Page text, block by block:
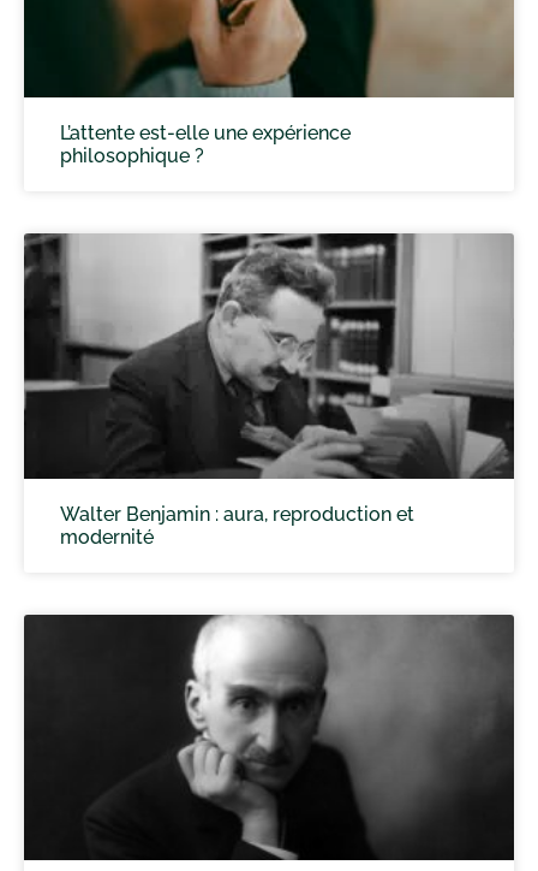
L’attente est-elle une expérience
philosophique ?
Walter Benjamin : aura, reproduction et
modernité